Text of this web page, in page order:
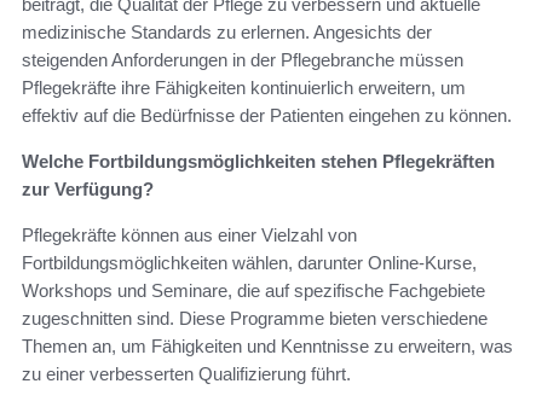
medizinische Standards zu erlernen. Angesichts der
steigenden Anforderungen in der Pflegebranche müssen
Pflegekräfte ihre Fähigkeiten kontinuierlich erweitern, um
effektiv auf die Bedürfnisse der Patienten eingehen zu können.
Welche Fortbildungsmöglichkeiten stehen Pflegekräften
zur Verfügung?
Pflegekräfte können aus einer Vielzahl von
Fortbildungsmöglichkeiten wählen, darunter Online-Kurse,
Workshops und Seminare, die auf spezifische Fachgebiete
zugeschnitten sind. Diese Programme bieten verschiedene
Themen an, um Fähigkeiten und Kenntnisse zu erweitern, was
zu einer verbesserten Qualifizierung führt.